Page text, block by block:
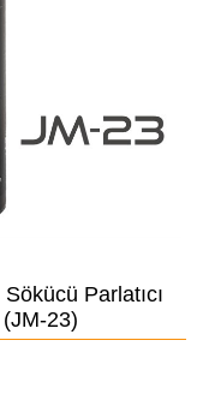
Parlatıcı
(JM-23)